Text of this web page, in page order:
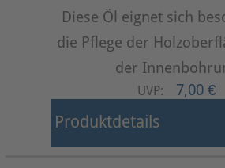
Diese Öl eignet sich
die Pflege der
der
UVP: 7,00 €
Produktdetails